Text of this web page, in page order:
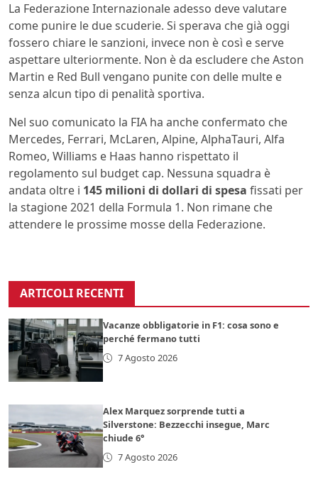
La Federazione Internazionale adesso deve valutare
come punire le due scuderie. Si sperava che già oggi
fossero chiare le sanzioni, invece non è così e serve
aspettare ulteriormente. Non è da escludere che Aston
Martin e Red Bull vengano punite con delle multe e
senza alcun tipo di penalità sportiva.
Nel suo comunicato la FIA ha anche confermato che
Mercedes, Ferrari, McLaren, Alpine, AlphaTauri, Alfa
Romeo, Williams e Haas hanno rispettato il
regolamento sul budget cap. Nessuna squadra è
andata oltre i 145 milioni di dollari di spesa fissati per
la stagione 2021 della Formula 1. Non rimane che
attendere le prossime mosse della Federazione.
ARTICOLI RECENTI
Vacanze obbligatorie in F1: cosa sono e
perché fermano tutti
7 Agosto 2026
Alex Marquez sorprende tutti a
Silverstone: Bezzecchi insegue, Marc
chiude 6°
7 Agosto 2026